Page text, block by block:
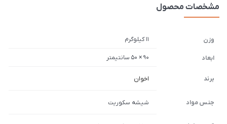
مشخصات محصول
وزن 11 کیلوگرم
ابعاد 90 × 50 سانتیمتر
برند اخوان
جنس مواد شیشه سکوریت